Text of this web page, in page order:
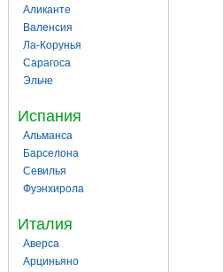
Аликанте
Валенсия
Ла-Корунья
Сарагоса
Эльче
Испания
Альманса
Барселона
Севилья
Фуэнхирола
Италия
Аверса
Арциньяно